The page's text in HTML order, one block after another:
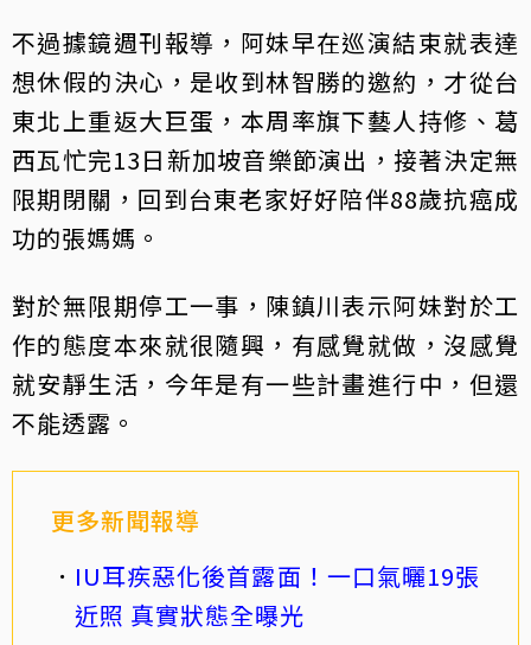
不過據鏡週刊報導，阿妹早在巡演結束就表達
想休假的決心，是收到林智勝的邀約，才從台
東北上重返大巨蛋，本周率旗下藝人持修、葛
西瓦忙完13日新加坡音樂節演出，接著決定無
限期閉關，回到台東老家好好陪伴88歲抗癌成
功的張媽媽。
對於無限期停工一事，陳鎮川表示阿妹對於工
作的態度本來就很隨興，有感覺就做，沒感覺
就安靜生活，今年是有一些計畫進行中，但還
不能透露。
更多新聞報導
IU耳疾惡化後首露面！一口氣曬19張
近照 真實狀態全曝光